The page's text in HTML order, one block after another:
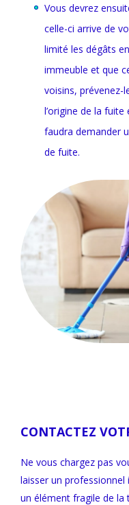
Vous devrez
celle-ci arrive de
limité les dégâts
immeuble et que
voisins, prévenez-
l’origine de la
faudra demander
de fuite.
CONTACTEZ
Ne vous chargez pas
laisser un professionnel
un élément fragile de